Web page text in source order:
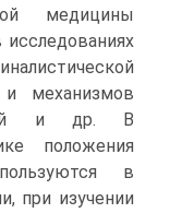
медицины
и механизмов
и др. В
положения
в
при изучении